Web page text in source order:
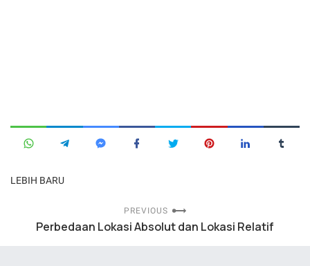
LEBIH BARU
PREVIOUS
Perbedaan Lokasi Absolut dan Lokasi Relatif